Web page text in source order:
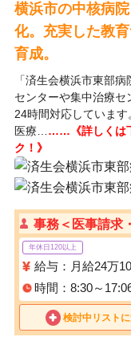
横浜市の中核病
化。充実した教
育成。
「済生会横浜市東部
センターや集中治療セ
24時間対応していま
医療… ……《詳しくは
ク！》
事務＜医事請求
年休日120以上
給与：月給24万
時間：8:30～
検討中リスト